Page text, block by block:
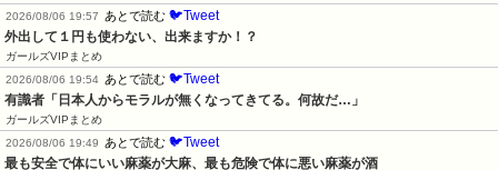
2026/08/06 19:57
あとで読む 🐦Tweet
外出して１円も使わない、出来ますか！？
ガールズVIPまとめ
2026/08/06 19:54 あとで読む 🐦Tweet
有識者「日本人からモラルが無くなってきてる。何故だ…」
ガールズVIPまとめ
2026/08/06 19:49
あとで読む 🐦Tweet
最も安全で体にいい麻薬が大麻、最も危険で体に悪い麻薬が酒